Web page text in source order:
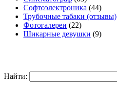
Софтоэлектроника (44)
Трубочные табаки (отзывы)
Фотогалереи (22)
Шикарные девушки (9)
Найти: